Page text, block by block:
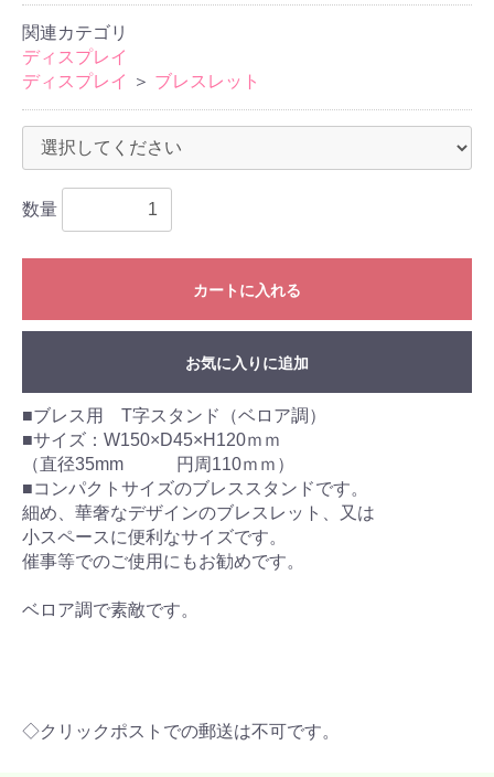
関連カテゴリ
ディスプレイ
ディスプレイ
＞ ブレスレット
数量
カートに入れる
お気に入りに追加
■ブレス用 T字スタンド（ベロア調）
■サイズ：W150×D45×H120ｍｍ
（直径35mm 円周110ｍｍ）
■コンパクトサイズのブレススタンドです。
細め、華奢なデザインのブレスレット、又は
小スペースに便利なサイズです。
催事等でのご使用にもお勧めです。
ベロア調で素敵です。
◇クリックポストでの郵送は不可です。